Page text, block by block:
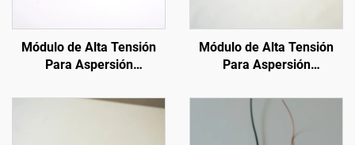
Módulo de Alta Tensión
Para Aspersión
Módulo de Alta Tensión
Para Aspersión